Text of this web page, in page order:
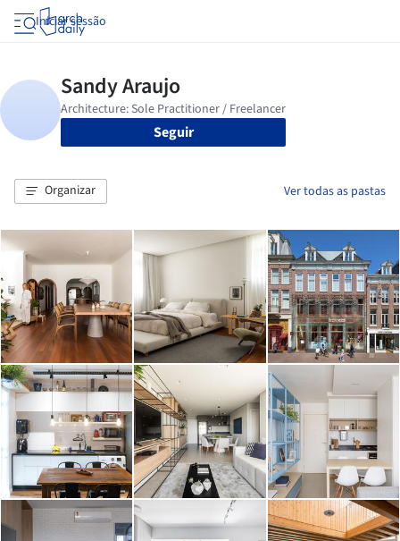
Iniciar sessão
Seguir
Organizar Ver todas as pastas